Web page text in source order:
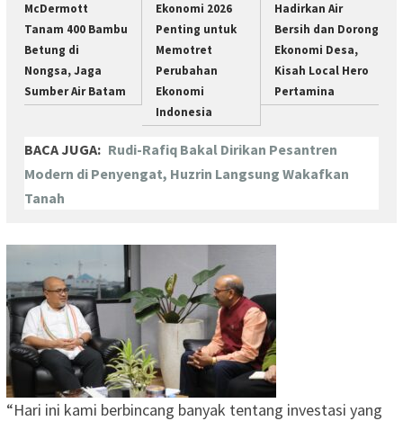
McDermott
Tanam 400 Bambu
Betung di
Nongsa, Jaga
Sumber Air Batam
Ekonomi 2026
Penting untuk
Memotret
Perubahan
Ekonomi
Indonesia
Hadirkan Air
Bersih dan Dorong
Ekonomi Desa,
Kisah Local Hero
Pertamina
BACA JUGA: Rudi-Rafiq Bakal Dirikan Pesantren
Modern di Penyengat, Huzrin Langsung Wakafkan
Tanah
“Hari ini kami berbincang banyak tentang investasi yang